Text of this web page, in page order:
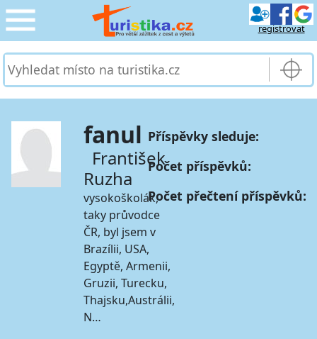
registrovat
CESTOVÁNÍ
SLUŽBY & DOPRAVA ›
PRO TURISTY ›
MOJE TURISTIKA ›
fanul
František
Ruzha
vysokoškolák,
taky průvodce
ČR, byl jsem v
Brazílii, USA,
Egyptě, Armenii,
Gruzii, Turecku,
Thajsku,Austrálii,
N…
Příspěvky sleduje:
Počet příspěvků:
Počet přečtení příspěvků: